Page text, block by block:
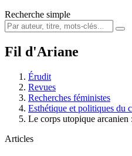
Recherche simple
Fil d'Ariane
Érudit
Revues
Recherches féministes
Esthétique et politiques du
Le corps utopique arcanien
Articles